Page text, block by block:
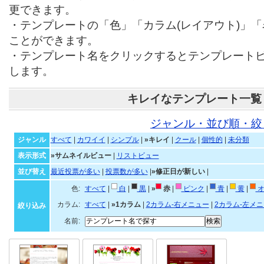
更できます。
・テンプレートの「色」「カラム(レイアウト)」
ことができます。
・テンプレート名をクリックするとテンプレート
します。
キレイなテンプレート一覧
ジャンル・並び順・
ジャンル すべて カワイイ シンプル| »キレイ クール| 個性的
未分類
表示形式
»サムネイルビュー|
リストビュー
並び替え
最近投票が多い| 投票数が多い| »修正日が新しい|
絞り込み
色: すべて 白 黒| » 赤| ピンク 青| 黄|
カラム:
すべて »1カラム| 2カラム-右メニュー
2カラム-左メ
名前: